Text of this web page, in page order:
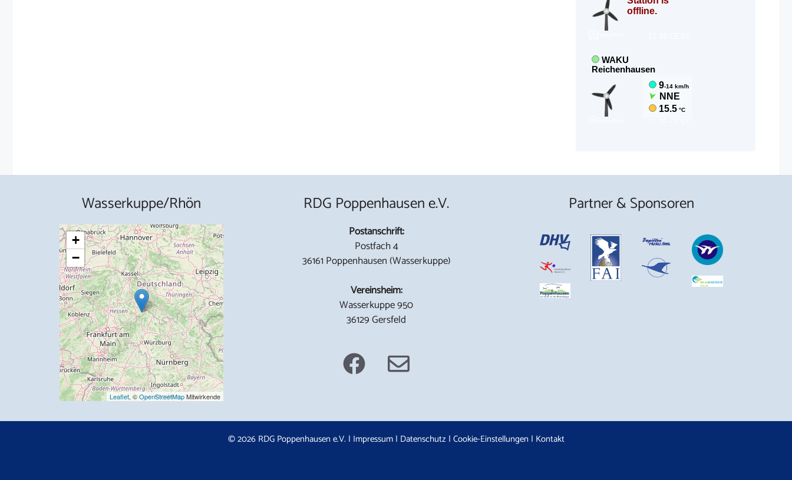
Wasserkuppe/Rhön
+
−
Leaflet, ©OpenStreetMapMitwirkende
RDG Poppenhausen e.V.
Postanschrift:
Postfach 4
36161 Poppenhausen (Wasserkuppe)
Vereinsheim:
Wasserkuppe 950
36129 Gersfeld
Partner & Sponsoren
© 2026 RDG Poppenhausen e.V. | Impressum| Datenschutz | Cookie-Einstellungen | Kontakt